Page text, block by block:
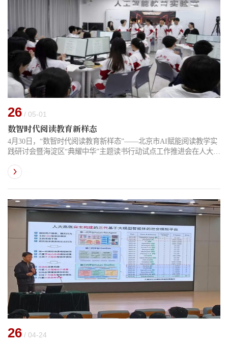
26 / 05-01
数智时代阅读教育新样态
4月30日，“数智时代阅读教育新样态”——北京市AI赋能阅读教学实
践研讨会暨海淀区“典耀中华”主题读书行动试点工作推进会在人大附
北京市海淀区教育委员会主办，海淀区教育科学研究院与中国人民
大学教授张彬福，海淀区教委副主任唐建东，海淀区教科院副院长
王瑞等嘉宾，...
26 / 04-24